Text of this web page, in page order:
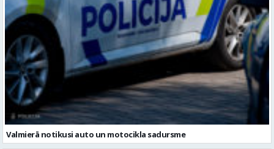
Valmierā notikusi auto un motocikla sadursme